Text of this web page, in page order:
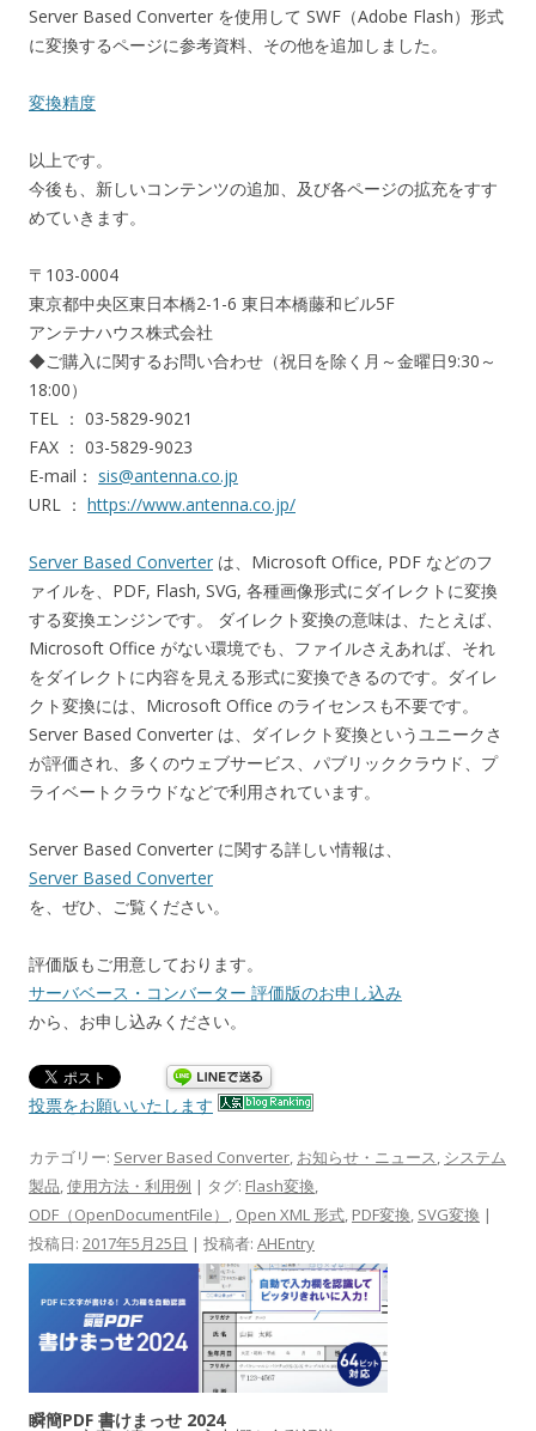
Server Based Converter を使用して SWF（Adobe Flash）形式
に変換するページに参考資料、その他を追加しました。
変換精度
以上です。
今後も、新しいコンテンツの追加、及び各ページの拡充をすす
めていきます。
〒103-0004
東京都中央区東日本橋2-1-6 東日本橋藤和ビル5F
アンテナハウス株式会社
◆ご購入に関するお問い合わせ（祝日を除く月～金曜日9:30～
18:00）
TEL ： 03-5829-9021
FAX ： 03-5829-9023
E-mail： sis@antenna.co.jp
URL ： https://www.antenna.co.jp/
Server Based Converter は、Microsoft Office, PDF などのフ
ァイルを、PDF, Flash, SVG, 各種画像形式にダイレクトに変換
する変換エンジンです。 ダイレクト変換の意味は、たとえば、
Microsoft Office がない環境でも、ファイルさえあれば、それ
をダイレクトに内容を見える形式に変換できるのです。ダイレ
クト変換には、Microsoft Office のライセンスも不要です。
Server Based Converter は、ダイレクト変換というユニークさ
が評価され、多くのウェブサービス、パブリッククラウド、プ
ライベートクラウドなどで利用されています。
Server Based Converter に関する詳しい情報は、
Server Based Converter
を、ぜひ、ご覧ください。
評価版もご用意しております。
サーバベース・コンバーター 評価版のお申し込み
から、お申し込みください。
投票をお願いいたします
カテゴリー: Server Based Converter お知らせ・ニュース システム
製品 使用方法・利用例 | タグ: Flash変換
ODF（OpenDocumentFile）
Open XML 形式 PDF変換 SVG変換 |
投稿日: 2017年5月25日 | 投稿者: AHEntry
瞬簡PDF 書けまっせ 2024